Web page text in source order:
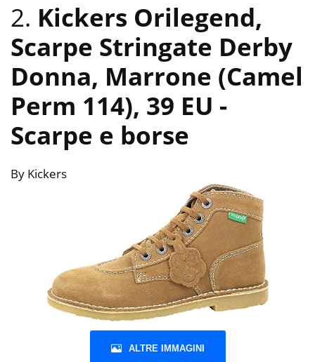
2. Kickers Orilegend,
Scarpe Stringate Derby
Donna, Marrone (Camel
Perm 114), 39 EU -
Scarpe e borse
By Kickers
ALTRE IMMAGINI